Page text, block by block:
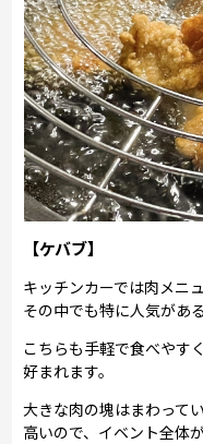
【ケバブ】
キッチンカーでは肉メニ
その中でも特に人気があ
こちらも手軽で食べやす
好まれます。
大きな肉の塊はまわって
高いので、イベント全体